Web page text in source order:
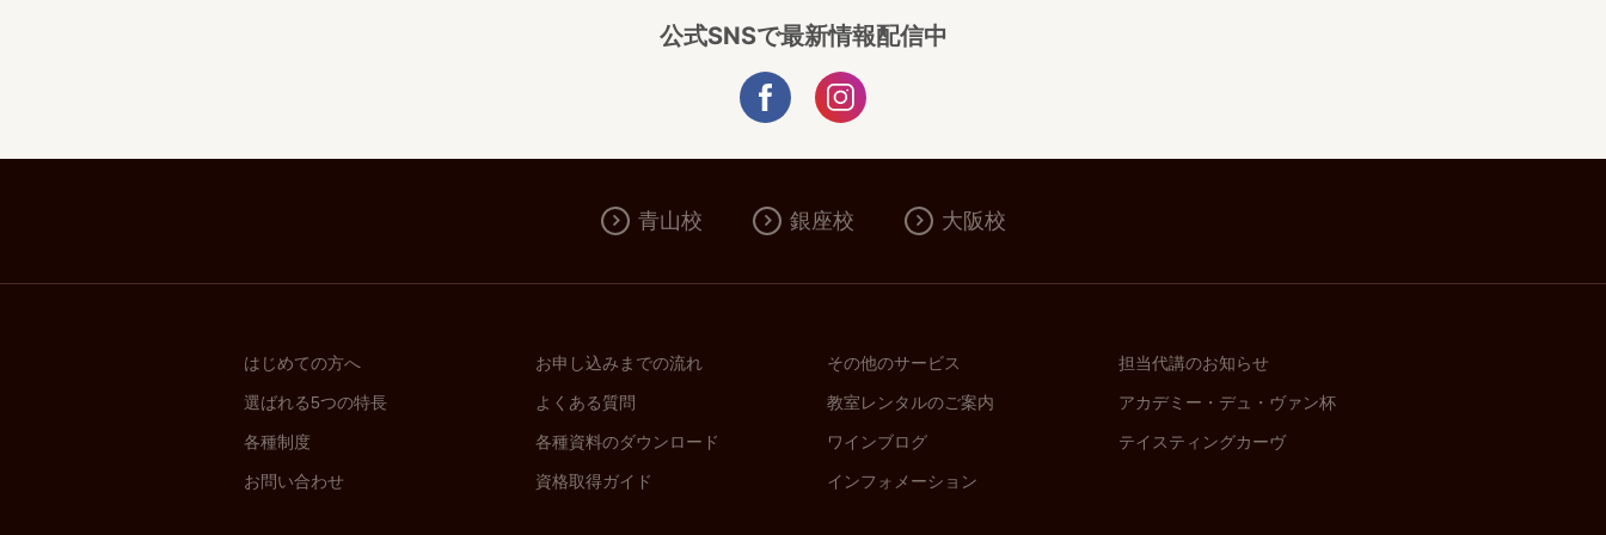
公式SNSで最新情報配信中
青山校 銀座校 大阪校
はじめての方へ
選ばれる5つの特長
各種制度
お問い合わせ
お申し込みまでの流れ
よくある質問
各種資料のダウンロード
資格取得ガイド
その他のサービス
教室レンタルのご案内
ワインブログ
インフォメーション
担当代講のお知らせ
アカデミー・デュ・ヴァン杯
テイスティングカーヴ